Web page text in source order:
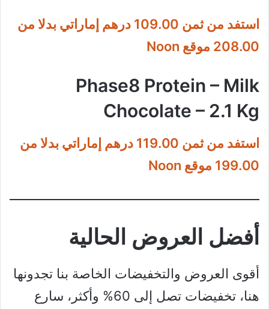
استفد من ثمن 109.00 درهم إماراتي بدلا من
208.00 موقع Noon
Phase8 Protein – Milk
Chocolate – 2.1 Kg
استفد من ثمن 119.00 درهم إماراتي بدلا من
199.00 موقع Noon
أفضل العروض الحالية
أقوى العروض والتخفيضات الخاصة بنا تجدونها
هنا، تخفيضات تصل إلى 60% وأكثر، سارع